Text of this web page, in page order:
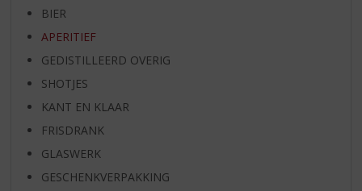
BIER
APERITIEF
GEDISTILLEERD OVERIG
SHOTJES
KANT EN KLAAR
FRISDRANK
GLASWERK
GESCHENKVERPAKKING